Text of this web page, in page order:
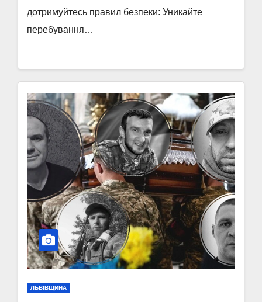
дотримуйтесь правил безпеки: Уникайте
перебування…
ЛЬВІВЩИНА